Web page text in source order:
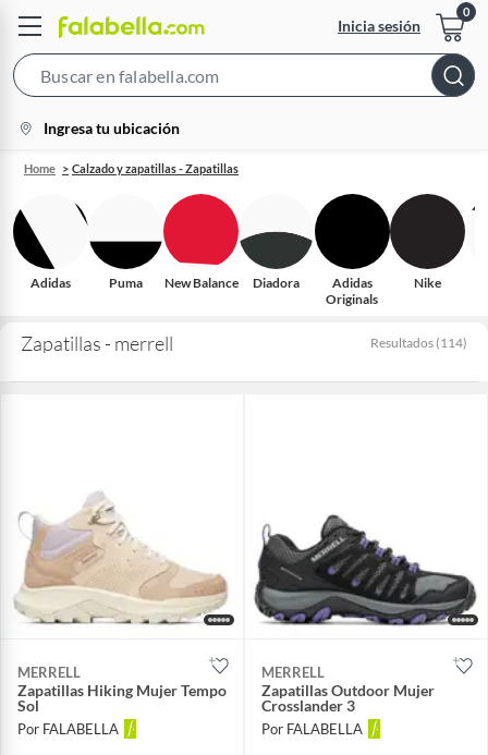
Inicia sesión
Bar
location-
icon
Ingresa tu ubicación
Home Calzado y zapatillas - Zapatillas
Adidas Puma New Balance Diadora
Adidas
Originals
Nike
Zapatillas - merrell Resultados (114)
MERRELL
Zapatillas Hiking Mujer Tempo
Sol
Por FALABELLA
MERRELL
Zapatillas Outdoor Mujer
Crosslander 3
Por FALABELLA